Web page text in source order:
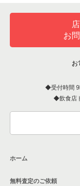
洋食の居抜き売却物
その他の居抜き売却
京都府の居酒屋・
京都府の和食の居抜
京都府の洋食の居
京都府のその他の
京都市中京区の和
京都市中京区のそ
お
お
受付時間
飲食店
ホーム
無料査定のご依頼